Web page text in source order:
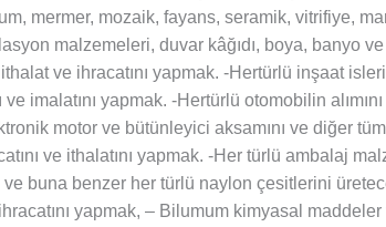
mermer, mozaik, fayans, seramik, vitrifiye,
malzemeleri, duvar kâğıdı, boya, banyo
ve ihracatını yapmak. -Hertürlü inşaat
ve imalatını yapmak. -Hertürlü otomobilin
motor ve bütünleyici aksamını ve diğer
ve ithalatını yapmak. -Her türlü ambalaj
buna benzer her türlü naylon çesitlerini
yapmak, – Bilumum kimyasal